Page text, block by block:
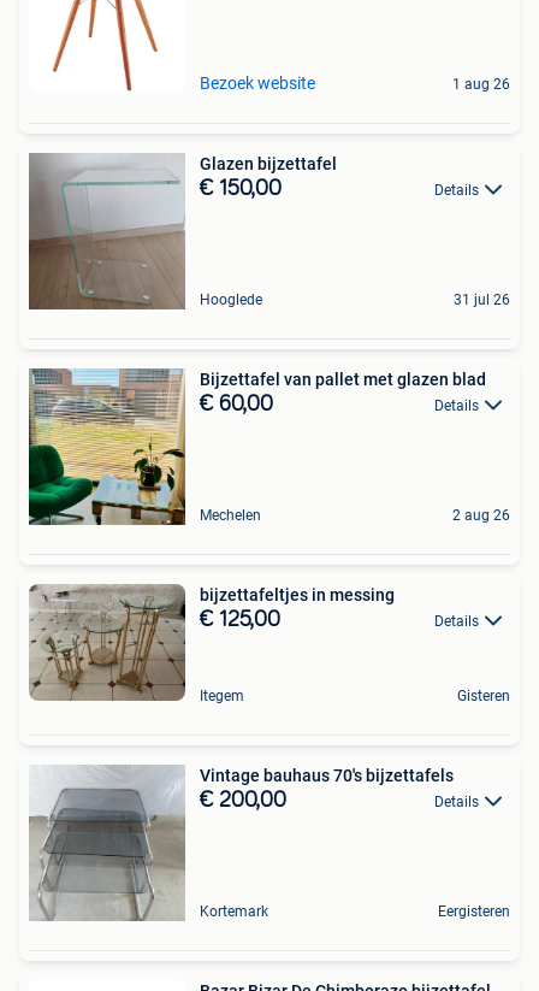
Bezoek website 1 aug 26
Glazen bijzettafel
€ 150,00 Details
Hooglede 31 jul 26
Bijzettafel van pallet met glazen blad
€ 60,00 Details
Mechelen 2 aug 26
bijzettafeltjes in messing
€ 125,00 Details
Itegem Gisteren
Vintage bauhaus 70's bijzettafels
€ 200,00 Details
Kortemark Eergisteren